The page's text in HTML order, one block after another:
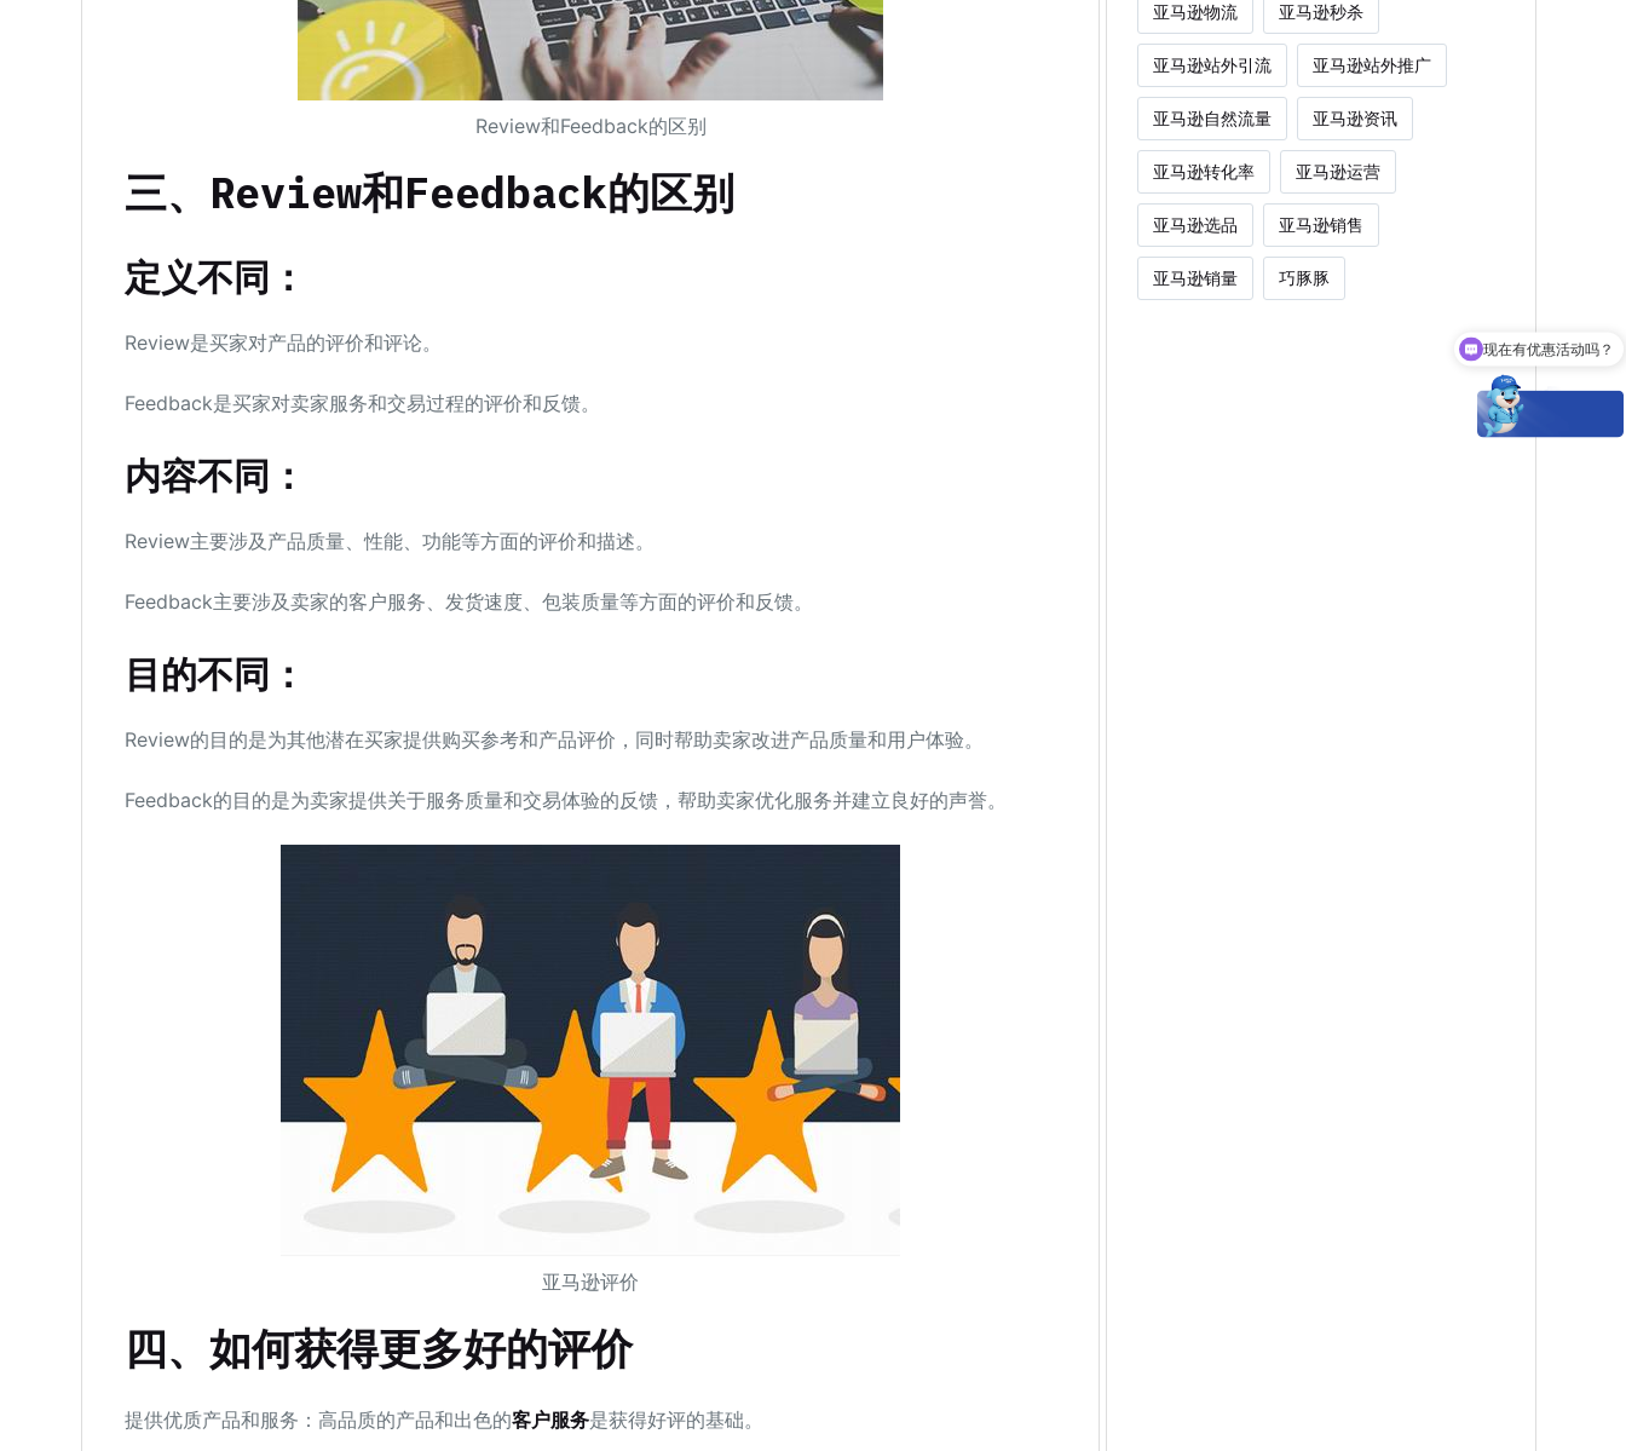
Review和Feedback的区别
三、Review和Feedback的区别
定义不同：
Review是买家对产品的评价和评论。
Feedback是买家对卖家服务和交易过程的评价和反馈。
内容不同：
Review主要涉及产品质量、性能、功能等方面的评价和描述。
Feedback主要涉及卖家的客户服务、发货速度、包装质量等方面的评价和反馈。
目的不同：
Review的目的是为其他潜在买家提供购买参考和产品评价，同时帮助卖家改进产品质量和用户体验。
Feedback的目的是为卖家提供关于服务质量和交易体验的反馈，帮助卖家优化服务并建立良好的声誉。
亚马逊评价
四、如何获得更多好的评价
提供优质产品和服务：高品质的产品和出色的客户服务是获得好评的基础。
亚马逊物流 亚马逊秒杀
亚马逊站外引流 亚马逊站外推广
亚马逊自然流量 亚马逊资讯
亚马逊转化率 亚马逊运营
亚马逊选品 亚马逊销售
亚马逊销量 巧豚豚
现在有优惠活动吗？